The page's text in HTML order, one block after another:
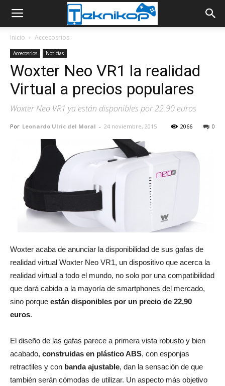
Inicio Accecosrios
Accecosrios Noticias
Woxter Neo VR1 la realidad
Virtual a precios populares
Woxter Neo VR1 ya están disponibles por 22.90 euros
Por Leonardo Ulric del Moral - 24 noviembre, 2015 0
2066
Woxter acaba de anunciar la disponibilidad de sus gafas de
realidad virtual Woxter Neo VR1, un dispositivo que acerca la
realidad virtual a todo el mundo, no solo por una compatibilidad
que dará cabida a la mayoría de smartphones del mercado,
sino porque están disponibles por un precio de 22,90
euros.
El diseño de las gafas parece a primera vista robusto y bien
acabado, construidas en plástico ABS, con esponjas
retractiles y con banda ajustable, dan la sensación de que
también serán cómodas de utilizar. Un aspecto más objetivo